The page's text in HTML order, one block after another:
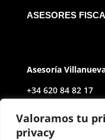
Valoramos tu
privacy
ASESORES
Asesoría
+34 620 84 82 17
28691 Villanueva